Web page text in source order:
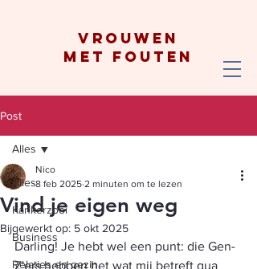
vrouwen
met fouten
Post
Alles
Kankerzooi
Business
Relaties en gezin
Alles
Vind je eigen weg
Nico
8 feb 2025 2 minuten om te lezen
Bijgewerkt op: 5 okt 2025
Darling! Je hebt wel een punt: die Gen-
Z'ers hebben het wat mij betreft qua